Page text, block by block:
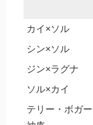
カイ×ソル
シン×ソル
ジン×ラグナ
ソル×カイ
テリー・ボガ